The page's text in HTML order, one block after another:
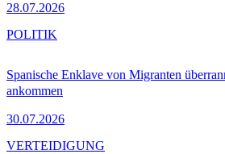
28.07.2026
Spanische Enklave von Migranten
ankommen
30.07.2026
POLITIK
VERTEIDIGUNG